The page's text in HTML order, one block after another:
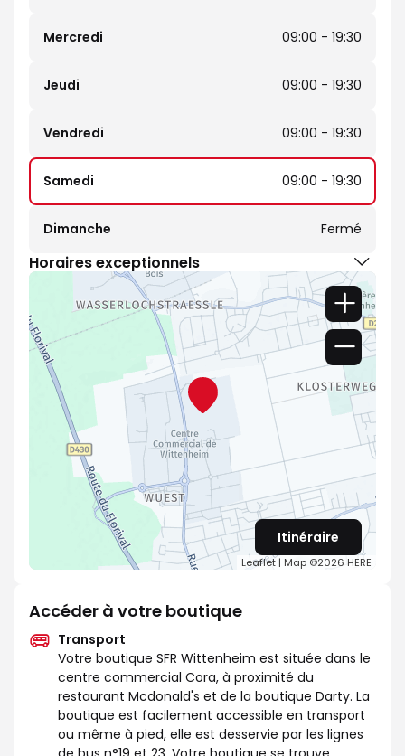
Mercredi 09:00 - 19:30
Jeudi 09:00 - 19:30
Vendredi 09:00 - 19:30
Samedi 09:00 - 19:30
Dimanche Fermé
Horaires exceptionnels
Leaflet | Map ©2026 HERE
Itinéraire
Accéder à votre boutique
Transport
Votre boutique SFR Wittenheim est située dans le
centre commercial Cora, à proximité du
restaurant Mcdonald's et de la boutique Darty. La
boutique est facilement accessible en transport
ou même à pied, elle est desservie par les lignes